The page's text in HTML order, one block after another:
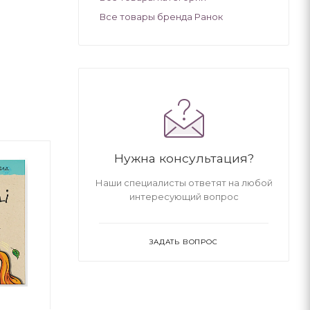
Все товары бренда Ранок
Нужна консультация?
Наши специалисты ответят на любой
интересующий вопрос
ЗАДАТЬ ВОПРОС